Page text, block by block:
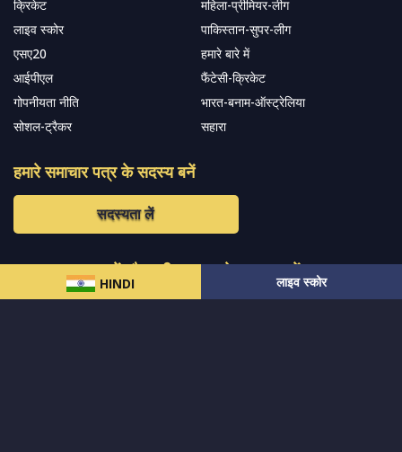
HINDI लाइव स्कोर
क्रिकेट
महिला-प्रीमियर-लीग
लाइव स्कोर
पाकिस्तान-सुपर-लीग
एसए20
हमारे बारे में
आईपीएल
फैंटेसी-क्रिकेट
गोपनीयता नीति
भारत-बनाम-ऑस्ट्रेलिया
सोशल-ट्रैकर
सहारा
हमारे समाचार पत्र के सदस्य बनें
सदस्यता लें
हमारा अनुसरण करें और नवीनतम अपडेट प्राप्त करेंs